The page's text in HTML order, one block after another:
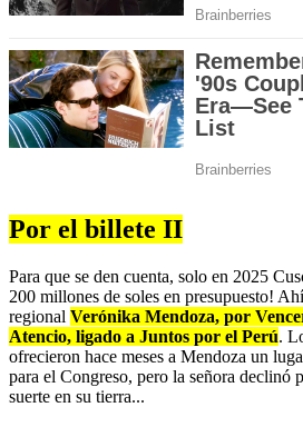
Por el billete II
Para que se den cuenta, solo en 2025
200 millones de soles en presupuesto!
regional Verónika Mendoza, por
Atencio, ligado a Juntos por el Perú.
ofrecieron hace meses a Mendoza un
para el Congreso, pero la señora declinó
suerte en su tierra...